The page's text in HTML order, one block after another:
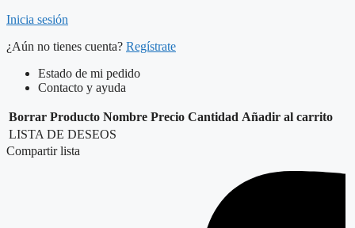
Inicia sesión
¿Aún no tienes cuenta? Regístrate
Estado de mi pedido
Contacto y ayuda
Borrar Producto Nombre Precio Cantidad Añadir al carrito
LISTA DE DESEOS
Compartir lista